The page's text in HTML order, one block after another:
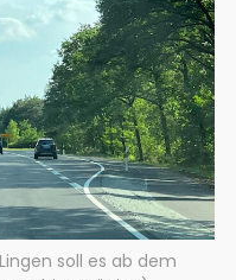
soll es ab dem